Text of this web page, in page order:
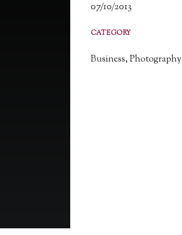
07/10/2013
CATEGORY
Business, Photography